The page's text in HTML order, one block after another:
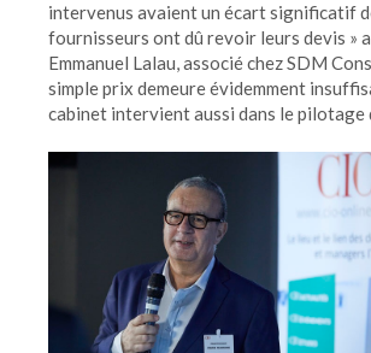
intervenus avaient un écart significatif
fournisseurs ont dû revoir leurs devis »
Emmanuel Lalau, associé chez SDM
simple prix demeure évidemment
cabinet intervient aussi dans le pilotage